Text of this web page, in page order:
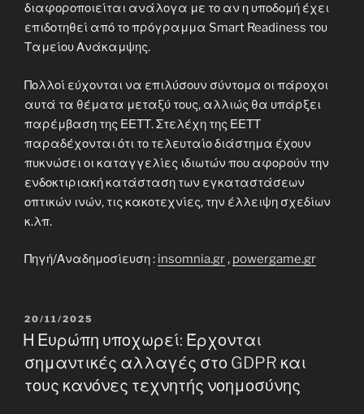
διαφοροποιείται ανάλογα με το αν η υποδομή έχει
επιδοτηθεί από το πρόγραμμα Smart Readiness του
Ταμείου Ανάκαμψης.
Πολλοί εύχονται να επιλύσουν σύντομα οι πάροχοι
αυτά τα θέματα μεταξύ τους, αλλιώς θα υπάρξει
παρέμβαση της ΕΕΤΤ. Στελέχη της ΕΕΤΤ
παραδέχονται ότι το τελευταίο διάστημα έχουν
πυκνώσει οι καταγγελίες ιδιωτών που αφορούν την
ενδοκτιριακή κατάσταση των εγκαταστάσεων
οπτικών ινών, τις κακοτεχνίες, την έλλειψη σχεδίων
κ.λπ.
Πηγή/Αναδημοσίευση : insomnia.gr, powergame.gr
POSTED
ON
20/11/2025
Η Ευρώπη υποχωρεί: Έρχονται
σημαντικές αλλαγές στο GDPR και
τους κανόνες τεχνητής νοημοσύνης